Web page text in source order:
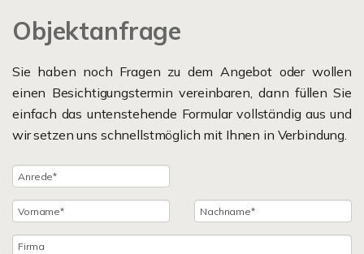
Objektanfrage
Sie haben noch Fragen zu dem Angebot oder wollen
einen Besichtigungstermin vereinbaren, dann füllen Sie
einfach das untenstehende Formular vollständig aus und
wir setzen uns schnellstmöglich mit Ihnen in Verbindung.